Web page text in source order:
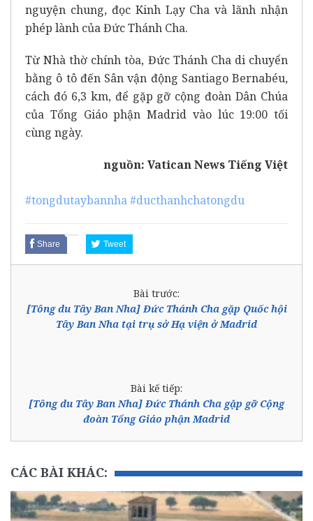
nguyện chung, đọc Kinh Lạy Cha và lãnh nhận
phép lành của Đức Thánh Cha.
Từ Nhà thờ chính tòa, Đức Thánh Cha di chuyển
bằng ô tô đến Sân vận động Santiago Bernabéu,
cách đó 6,3 km, để gặp gỡ cộng đoàn Dân Chúa
của Tổng Giáo phận Madrid vào lúc 19:00 tối
cùng ngày.
nguồn: Vatican News Tiếng Việt
#tongdutaybannha#ducthanhchatongdu
Share Tweet
Bài trước:
[Tông du Tây Ban Nha] Đức Thánh Cha gặp Quốc hội
Tây Ban Nha tại trụ sở Hạ viện ở Madrid
Bài kế tiếp:
[Tông du Tây Ban Nha] Đức Thánh Cha gặp gỡ Cộng
đoàn Tổng Giáo phận Madrid
CÁC BÀI KHÁC: